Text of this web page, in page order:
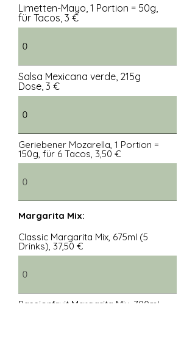
Limetten-Mayo, 1 Portion = 50g,
für Tacos, 3 €
Salsa Mexicana verde, 215g
Dose, 3 €
Geriebener Mozarella, 1 Portion =
150g, für 6 Tacos, 3,50 €
Margarita Mix:
Classic Margarita Mix, 675ml (5
Drinks), 37,50 €
Passionfruit Margarita Mix, 700ml